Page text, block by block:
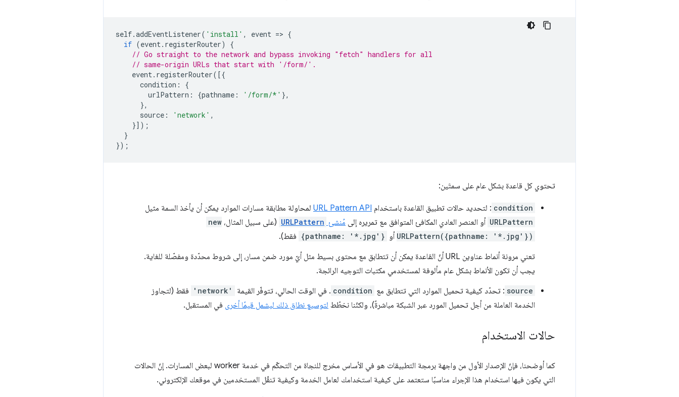
self.addEventListener( 'install' , event => {
if (event. registerRouter)
{
// Go straight to the network and bypass invoking "fetch" handlers for all
// same-origin URLs that start with '/form/'.
event. registerRouter([{
condition :
{
urlPattern : {pathname : '/form/*' },
},
source : 'network' ,
}]);
}
});
تحتوي كل قاعدة بشكل عام على سمتَين:
condition : لتحديد حالات تطبيق القاعدة باستخدام URL Pattern API لمحاولة مطابقة مسارات الموارد يمكن أن يأخذ السمة مثيل
URLPattern أو العنصر العادي المكافئ المتوافق مع تمريره إلى مُنشئ URLPattern (على سبيل المثال، new
URLPattern({pathname: '*.jpg'}) أو {pathname: '*.jpg'} فقط).
تعني مرونة أنماط عناوين URL أنّ القاعدة يمكن أن تتطابق مع محتوى بسيط مثل أيّ مورد ضمن مسار، إلى شروط محدّدة ومفصّلة للغاية.
يجب أن تكون الأنماط بشكل عام مألوفة لمستخدمي مكتبات التوجيه الرائجة.
source : تحدّد كيفية تحميل الموارد التي تتطابق مع condition . في الوقت الحالي، تتوفّر القيمة 'network'
فقط (لتجاوز
الخدمة العاملة من أجل تحميل المورد عبر الشبكة مباشرةً)، ولكنّنا نخطّط لتوسيع نطاق ذلك ليشمل قيمًا أخرى في المستقبل.
حالات الاستخدام
كما أوضحنا، فإنّ الإصدار الأول من واجهة برمجة التطبيقات هو في الأساس مخرج للنجاة من التحكّم في خدمة worker لبعض المسارات. إنّ الحالات
التي يكون فيها استخدام هذا الإجراء مناسبًا ستعتمد على كيفية استخدامك لعامل الخدمة وكيفية تنقّل المستخدمين في موقعك الإلكتروني.